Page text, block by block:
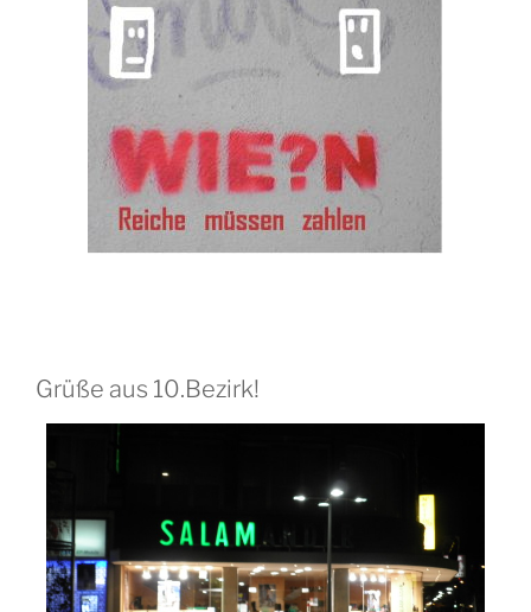
Grüße aus 10.Bezirk!